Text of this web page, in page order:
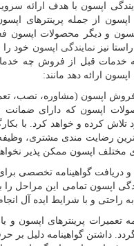
اپسون با هدف ارائه
از جمله پرینترهای
و دیگر محصولات اپسون
نیز نمایندگی اپسون خود
خدمات قبل از فروش چه
ارائه دهد مانند:
اپسون (مشاوره، نصب،
اپسون که دارای ضمانت
تلاش کرده و خواهد کرد. با
رضایت مندی مشتری،
مختلف اپسون ممکن پذیر
و دریافت گواهینامه تخصصی
اپسون تمامی این مراحل را
راحتی و با شرایط ایده آل
تعمیرات پرینترهای
داشتن گواهینامه دلیل بر